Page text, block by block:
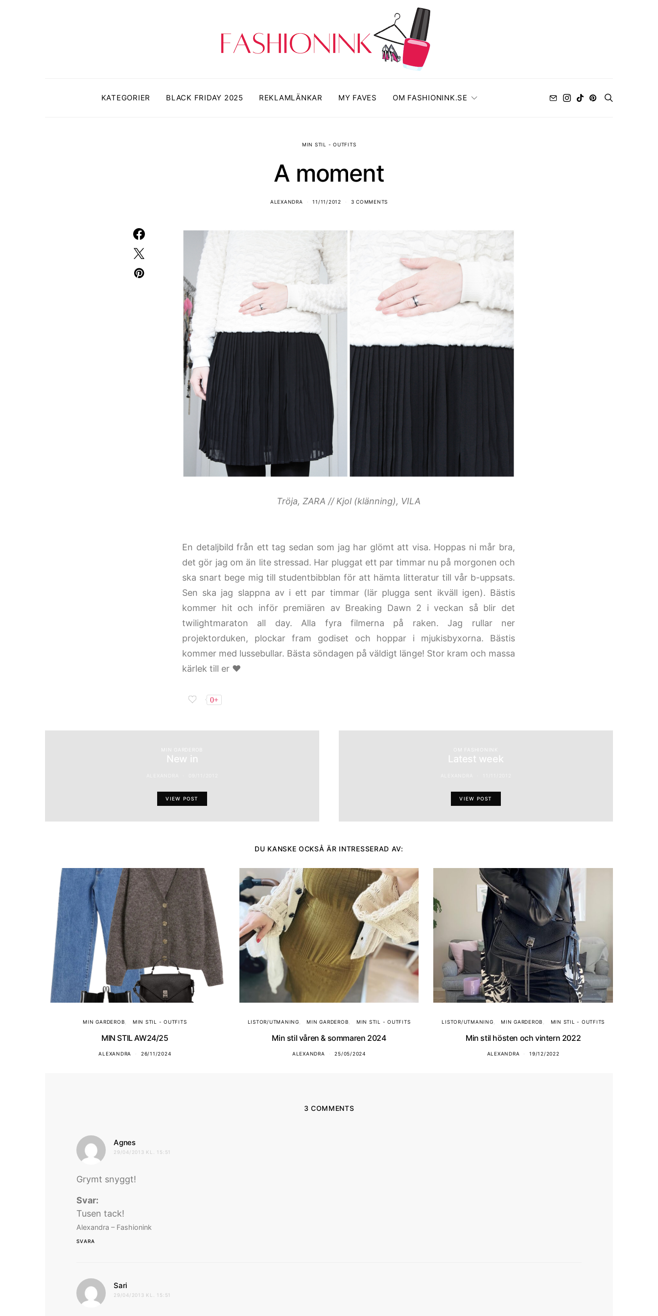
KATEGORIER BLACK FRIDAY 2025 REKLAMLÄNKAR MY FAVES OM FASHIONINK.SE
MIN STIL - OUTFITS
A moment
ALEXANDRA 11/11/2012 3 COMMENTS
Tröja, ZARA // Kjol (klänning), VILA
En detaljbild från ett tag sedan som jag har glömt att visa. Hoppas ni mår bra,
det gör jag om än lite stressad. Har pluggat ett par timmar nu på morgonen och
ska snart bege mig till studentbibblan för att hämta litteratur till vår b-uppsats.
Sen ska jag slappna av i ett par timmar (lär plugga sent ikväll igen). Bästis
kommer hit och inför premiären av Breaking Dawn 2 i veckan så blir det
twilightmaraton all day. Alla fyra filmerna på raken. Jag rullar ner
projektorduken, plockar fram godiset och hoppar i mjukisbyxorna. Bästis
kommer med lussebullar. Bästa söndagen på väldigt länge! Stor kram och massa
kärlek till er ♥
0+
MIN GARDEROB
New in
VIEW POST
OM FASHIONINK
Latest week
VIEW POST
DU KANSKE OCKSÅ ÄR INTRESSERAD AV:
MIN GARDEROB MIN STIL - OUTFITS
MIN STIL AW24/25
ALEXANDRA 26/11/2024
LISTOR/UTMANING MIN GARDEROB MIN STIL - OUTFITS
Min stil våren & sommaren 2024
ALEXANDRA 25/05/2024
LISTOR/UTMANING MIN GARDEROB MIN STIL - OUTFITS
Min stil hösten och vintern 2022
ALEXANDRA 19/12/2022
3 COMMENTS
Agnes
29/04/2013 KL. 15:51
Grymt snyggt!
Svar:
Tusen tack!
Alexandra – Fashionink
SVARA
Sari
29/04/2013 KL. 15:51